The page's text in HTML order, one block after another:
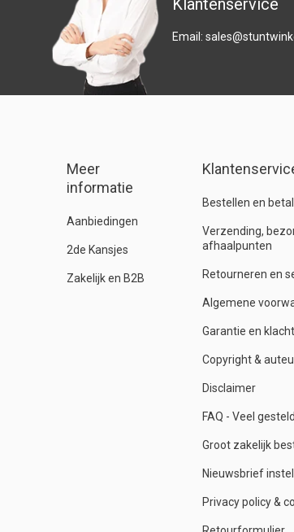
Klantenservice
Email:
Meer
informatie
Aanbiedingen
2de Kansjes
Zakelijk en B2B
Bestellen en
Verzending,
afhaalpunten
Retourneren en
Algemene
Garantie en
Copyright &
Disclaimer
FAQ - Veel
Groot zakelijk
Nieuwsbrief
Privacy policy &